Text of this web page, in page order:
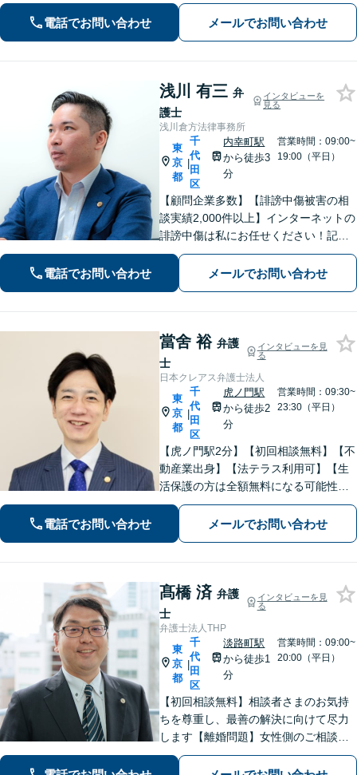
間相談件数100件以上】発信者情報開示
に注力！【リモート契約対応】
電話でお問い合わせ メールでお問い合わせ
浅川 有三 弁
護士
インタビューを
見る
浅川倉方法律事務所
東
京
都
|
千
代
田
区
内幸町駅
から徒歩3
分
営業時間：09:00~
19:00（平日）
【顧問企業多数】【誹謗中傷被害の相
談実績2,000件以上】インターネットの
誹謗中傷は私にお任せください！記事
の削除・投稿者の特定・損害賠償請求
など幅広く対応！企業法務では社内の
法律トラブルのほか債権回収にも多数
電話でお問い合わせ メールでお問い合わせ
當舍 裕 弁護
士
インタビューを見
る
日本クレアス弁護士法人
東
京
都
|
千
代
田
区
虎ノ門駅
から徒歩2
分
営業時間：09:30~
23:30（平日）
【虎ノ門駅2分】【初回相談無料】【不
動産業出身】【法テラス利用可】【生
活保護の方は全額無料になる可能性
有】依頼者様のお話を丁寧にヒアリン
グし、状況や希望に合う最善の策をご
提案します。おひとりで悩みを抱えず
電話でお問い合わせ メールでお問い合わせ
髙橋 済 弁護
士
インタビューを見
る
弁護士法人THP
東
京
都
|
千
代
田
区
淡路町駅
から徒歩1
分
営業時間：09:00~
20:00（平日）
【初回相談無料】相談者さまのお気持
ちを尊重し、最善の解決に向けて尽力
します【離婚問題】女性側のご相談に
精通。不動産が絡む財産分与はお任せ
ください！【不動産】対応実績多数。